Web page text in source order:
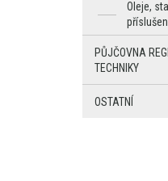
Oleje,
PŮJČOVNA
TECHNIKY
OSTATNÍ